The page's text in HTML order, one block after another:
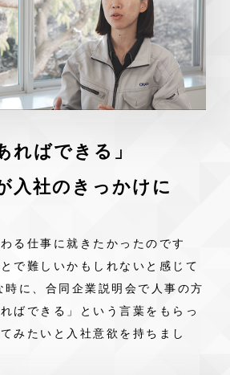
ればできる」
入社のきっかけに
る仕事に就きたかったのです
で難しいかもしれないと感じて
時に、合同企業説明会で人事の方
ばできる」という言葉をもらっ
みたいと入社意欲を持ちまし